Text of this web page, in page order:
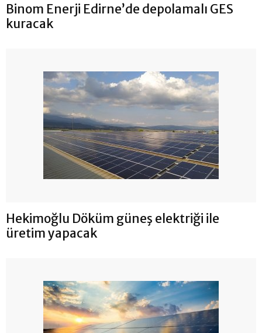
Binom Enerji Edirne’de depolamalı GES
kuracak
Hekimoğlu Döküm güneş elektriği ile
üretim yapacak